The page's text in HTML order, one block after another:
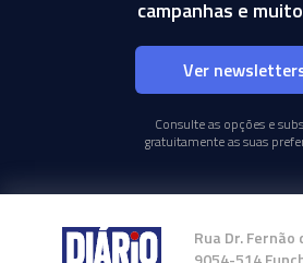
campanhas e
Ver
Consulte as opções e
gratuitamente as suas
Rua Dr. Fernão